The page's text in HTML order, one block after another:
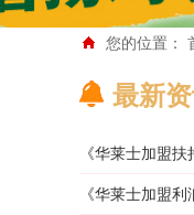
您的位置：
最新
《华莱士加盟
1 全程帮你开店
《华莱士加盟